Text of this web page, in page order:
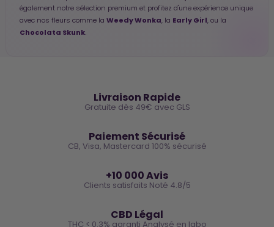
également notre sélection premium et profitez d'une expérience unique
avec nos fleurs comme la Weedy Wonka, la Early Girl, ou la
Chocolata Skunk.
Livraison Rapide
Gratuite dès 49€ avec GLS
Paiement Sécurisé
CB, Visa, Mastercard 100% sécurisé
+10 000 Avis
Clients satisfaits Noté 4.8/5
CBD Légal
THC < 0.3% garanti Analysé en labo